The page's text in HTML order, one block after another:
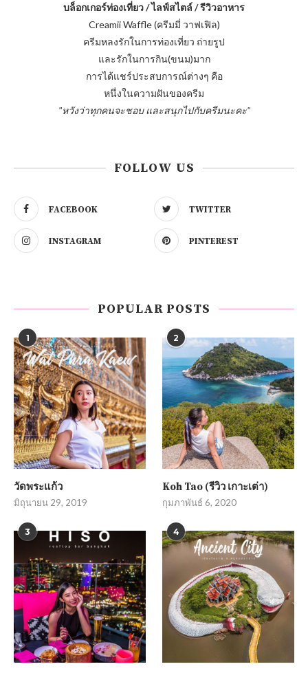
บล็อกเกอร์ท่องเที่ยว / ไลฟ์สไตล์ / รีวิวอาหาร
Creamii Waffle (ครีมมี่ วาฟเฟิล)
ครีมหลงรักในการท่องเที่ยว ถ่ายรูป
และรักในการกิน(ขนม)มาก
การได้แชร์ประสบการณ์ต่างๆ คือ
หนึ่งในความฝันของครีม
"หวังว่าทุกคนจะชอบ และสนุกไปกับครีมนะคะ"
FOLLOW US
FACEBOOK TWITTER
INSTAGRAM PINTEREST
POPULAR POSTS
1
วัดพระแก้ว
มิถุนายน 29, 2019
2
Koh Tao (รีวิว เกาะเต่า)
กุมภาพันธ์ 6, 2020
3 4